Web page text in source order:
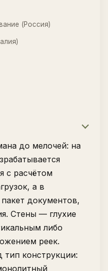
(Россия)
до мелочей: на
с расчётом
а в
документов,
Стены — глухие
либо
реек.
тип конструкции: